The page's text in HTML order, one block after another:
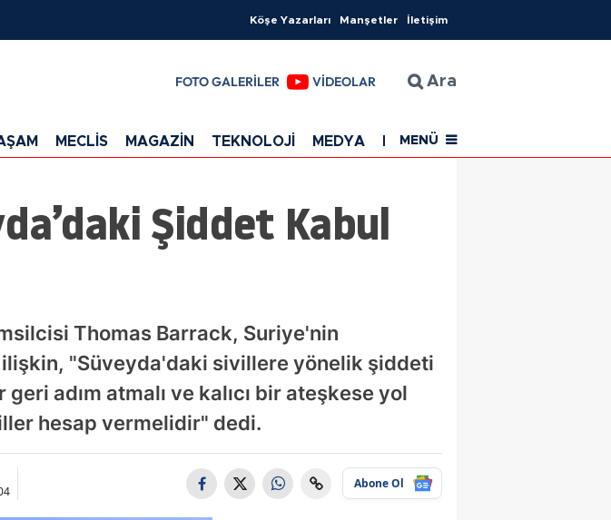
Köşe Yazarları Manşetler İletişim
FOTO GALERİLER VİDEOLAR Ara
MECLİS MAGAZİN TEKNOLOJİ MEDYA EĞİTİM SAĞLIK
MENÜ
Şiddet Kabul
Thomas Barrack, Suriye'nin
"Süveyda'daki sivillere yönelik şiddeti
adım atmalı ve kalıcı bir ateşkese yol
hesap vermelidir" dedi.
Abone Ol